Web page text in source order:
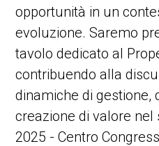
opportunità in un
evoluzione. Saremo
tavolo dedicato al
contribuendo alla
dinamiche di gestione,
creazione di valore
2025 - Centro